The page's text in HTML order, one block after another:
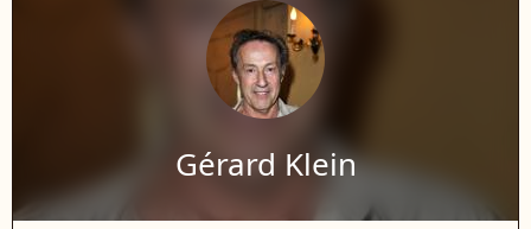
Gérard Klein